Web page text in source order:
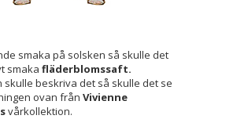
smaka på solsken så skulle det
smaka fläderblomssaft.
skulle beskriva det så skulle det se
ovan från Vivienne
vårkollektion.